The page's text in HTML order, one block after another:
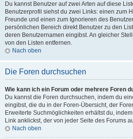
Du kannst Benutzer auf zwei Arten auf diese
Benutzerprofil siehst du zwei Links: einen zum
Freunde und einen zum Ignorieren des
persönlichen Bereich direkt Benutzer zu den
deren Benutzernamen eingibst. An gleicher
von den Listen entfernen.
Nach oben
Die Foren durchsuchen
Wie kann ich ein Forum oder mehrere Foren
Du kannst die Foren durchsuchen, indem du
eingibst, die du in der Foren-Übersicht, der
Erweiterte Suchmöglichkeiten erhältst du,
Link anklickst, der von jeder Seite des Forums
Nach oben